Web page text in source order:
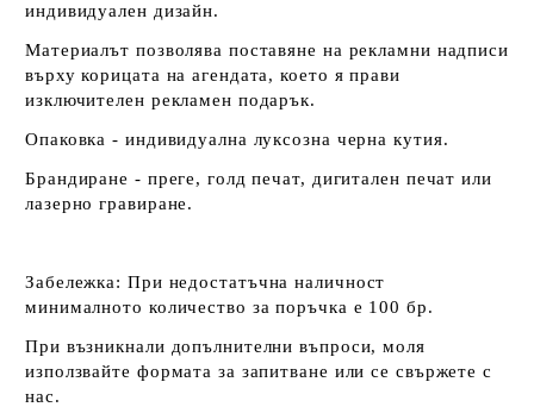
индивидуален дизайн.
Материалът позволява поставяне на рекламни надписи
върху корицата на агендата, което я прави
изключителен рекламен подарък.
Опаковка - индивидуална луксозна черна кутия.
Брандиране - преге, голд печат, дигитален печат или
лазерно гравиране.
Забележка: При недостатъчна наличност
минималното количество за поръчка е 100 бр.
При възникнали допълнителни въпроси, моля
използвайте формата за запитване или се свържете с
нас.